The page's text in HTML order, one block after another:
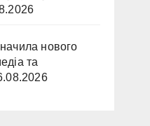
нового
та